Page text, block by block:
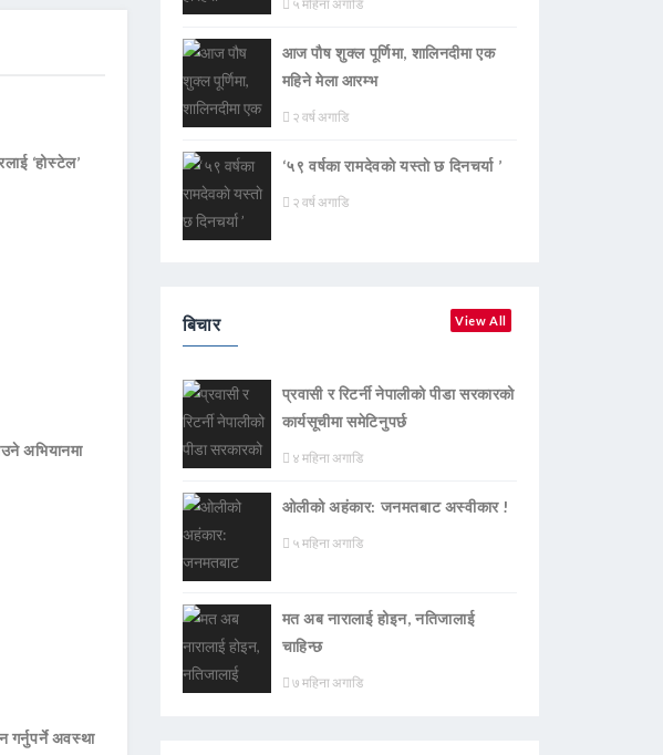
‘होस्टेल’
अभियानमा
गर्नुपर्ने अवस्था
५ महिना अगाडि
आज पौष शुक्ल पूर्णिमा, शालिनदीमा एक
महिने मेला आरम्भ
२ वर्ष अगाडि
‘५९ वर्षका रामदेवकाे यस्ताे छ दिनचर्या ’
२ वर्ष अगाडि
बिचार View All
प्रवासी र रिटर्नी नेपालीको पीडा सरकारको
कार्यसूचीमा समेटिनुपर्छ
४ महिना अगाडि
ओलीको अहंकार: जनमतबाट अस्वीकार !
५ महिना अगाडि
मत अब नारालाई होइन, नतिजालाई
चाहिन्छ
७ महिना अगाडि